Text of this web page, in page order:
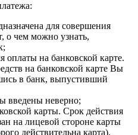
для совершения
о чем можно узнать,
оплаты на банковской карте.
на банковской карте Вы
в банк, выпустивший
введены неверно;
карты. Срок действия
на лицевой стороне карты
действительна карта).